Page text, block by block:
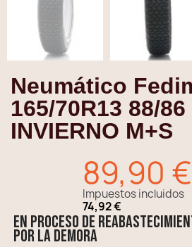
Neumático
165/70R13 88/86
INVIERNO M+S
89,90 €
Impuestos incluidos
74,92 €
En proceso de
por la demora